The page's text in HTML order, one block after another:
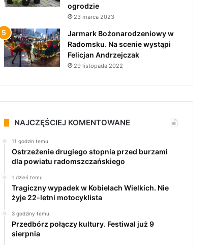
ogrodzie
23 marca 2023
Jarmark Bożonarodzeniowy w
Radomsku. Na scenie wystąpi
Felicjan Andrzejczak
29 listopada 2022
NAJCZĘŚCIEJ KOMENTOWANE
11 godzin temu
Ostrzeżenie drugiego stopnia przed burzami
dla powiatu radomszczańskiego
1 dzień temu
Tragiczny wypadek w Kobielach Wielkich. Nie
żyje 22-letni motocyklista
3 godziny temu
Przedbórz połączy kultury. Festiwal już 9
sierpnia